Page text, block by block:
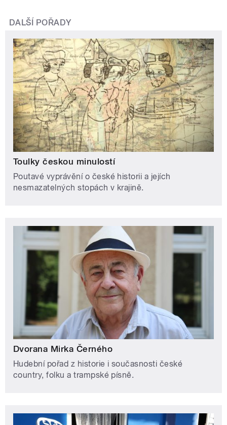
DALŠÍ POŘADY
Toulky českou minulostí
Poutavé vyprávění o české historii a jejích
nesmazatelných stopách v krajině.
Dvorana Mirka Černého
Hudební pořad z historie i současnosti české
country, folku a trampské písně.